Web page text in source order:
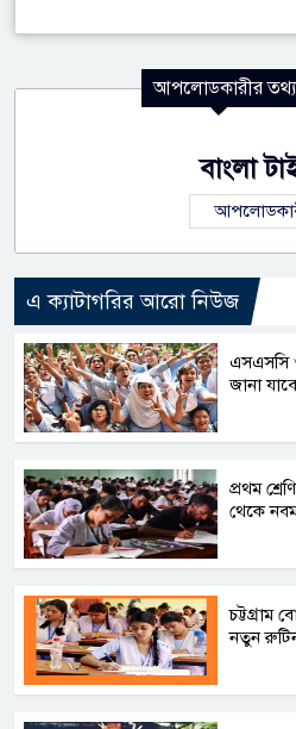
আপলোডকারীর তথ্য
বাংলা
এ ক্যাটাগরির আরো নিউজ
এসএসসি
জানা
প্রথম
থেকে নবম
চট্টগ্রাম
নতুন